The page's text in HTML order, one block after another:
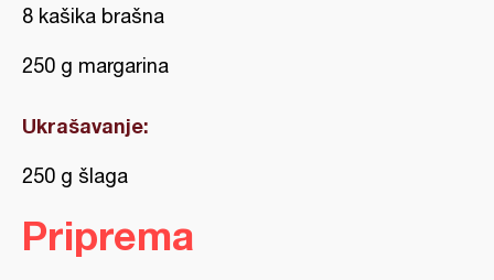
8 kašika brašna
250 g margarina
Ukrašavanje:
250 g šlaga
Priprema